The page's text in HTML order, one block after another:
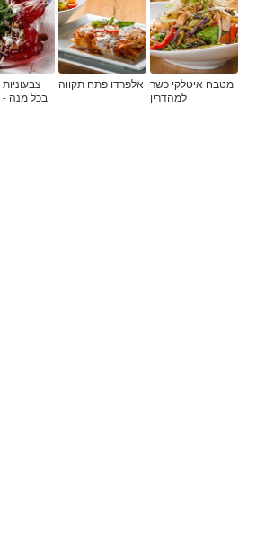
מטבח איטלקי כשר
למהדרין
אלפרדו פתח תקווה
בכל מנה -